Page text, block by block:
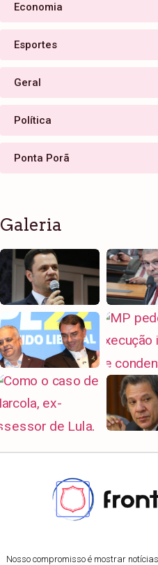
Economia
Esportes
Geral
Política
Ponta Porã
Galeria
Nosso compromisso é mostrar